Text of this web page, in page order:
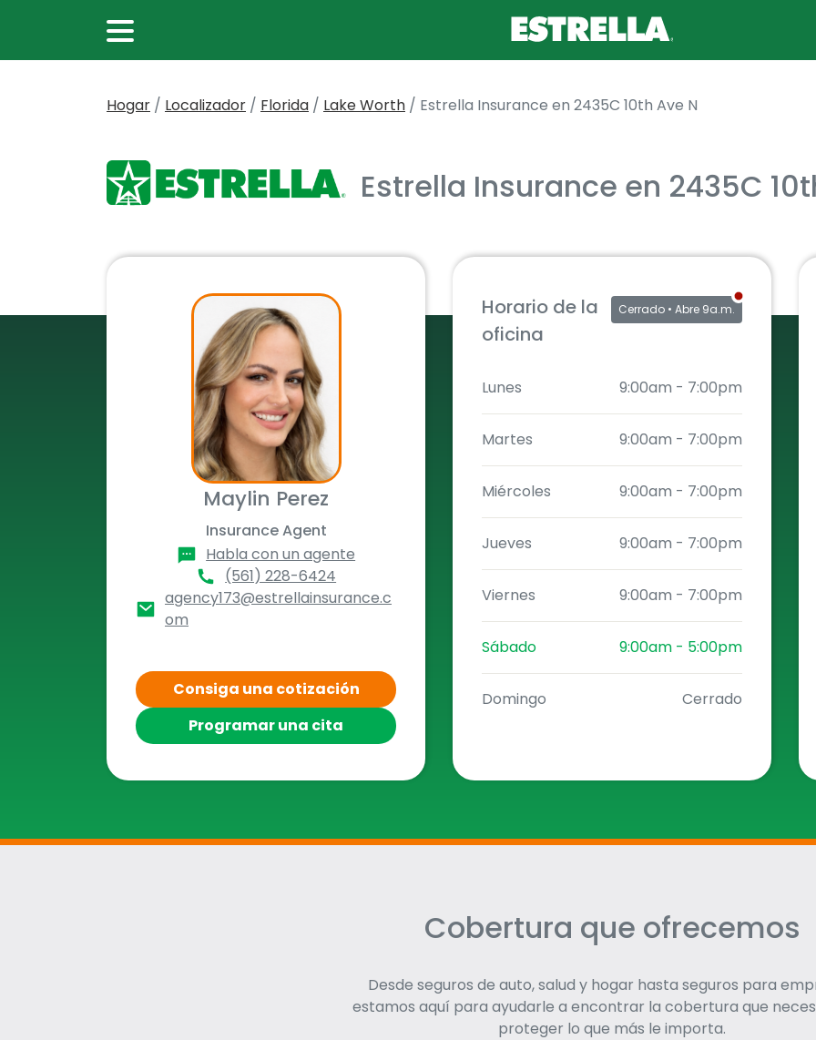
Hogar / Localizador / Florida / Lake Worth / Estrella Insurance en 2435C 10th Ave N
Estrella Insurance en 2435C
Maylin Perez
Insurance Agent
Habla con un agente
(561) 228-6424
agency173@estrellainsurance.c
om
Consiga una cotización
Programar una cita
Horario de la
oficina
Cerrado • Abre 9a.m.
Lunes 9:00am - 7:00pm
Martes 9:00am - 7:00pm
Miércoles 9:00am - 7:00pm
Jueves 9:00am - 7:00pm
Viernes 9:00am - 7:00pm
Sábado 9:00am - 5:00pm
Domingo Cerrado
Cobertura que ofrecemos
Desde seguros de auto, salud y hogar hasta seguros para
estamos aquí para ayudarle a encontrar la cobertura que
proteger lo que más le importa.